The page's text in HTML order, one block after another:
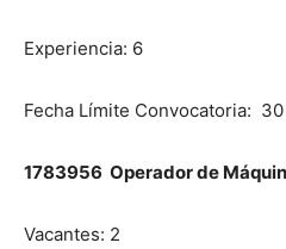
Experiencia: 6
Fecha Límite Convocatoria:
1783956 Operador de
Vacantes: 2